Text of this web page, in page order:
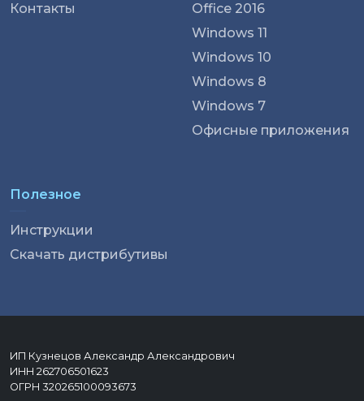
Контакты
Office 2016
Windows 11
Windows 10
Windows 8
Windows 7
Офисные приложения
Полезное
Инструкции
Скачать дистрибутивы
ИП Кузнецов Александр Александрович
ИНН 262706501623
ОГРН 320265100093673